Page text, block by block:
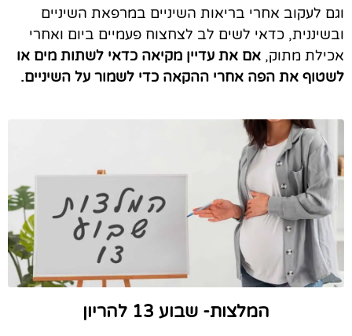
וגם לעקוב אחרי בריאות השיניים במרפאת השיניים
ובשיננית, כדאי לשים לב לצחצוח פעמיים ביום ואחרי
אכילת מתוק, אם את עדיין מקיאה כדאי לשתות מים או
לשטוף את הפה אחרי ההקאה כדי לשמור על השיניים.
המלצות- שבוע 13 להריון